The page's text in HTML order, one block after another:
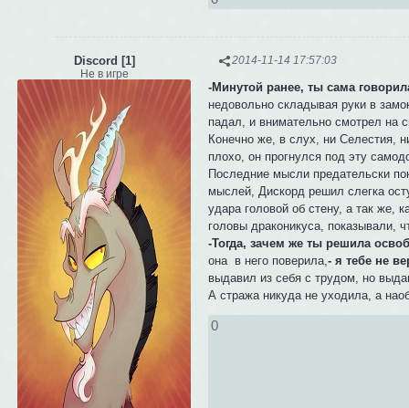
2014-11-14 17:57:03
Discord [1]
Не в игре
-Минутой ранее, ты сама
недовольно складывая руки в
падал, и внимательно смотрел на
Конечно же, в слух, ни Селестия,
плохо, он прогнулся под эту
Последние мысли предательски
мыслей, Дискорд решил слегка
удара головой об стену, а так же,
головы драконикуса, показывали,
-Тогда, зачем же ты решила
она в него поверила,- я тебе не
выдавил из себя с трудом, но
А стража никуда не уходила, а
0